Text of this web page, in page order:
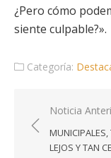
¿Pero cómo
siente culpable?».
Categoría:
de
entradas
Noticia
MUNICIPALES,
LEJOS Y TAN